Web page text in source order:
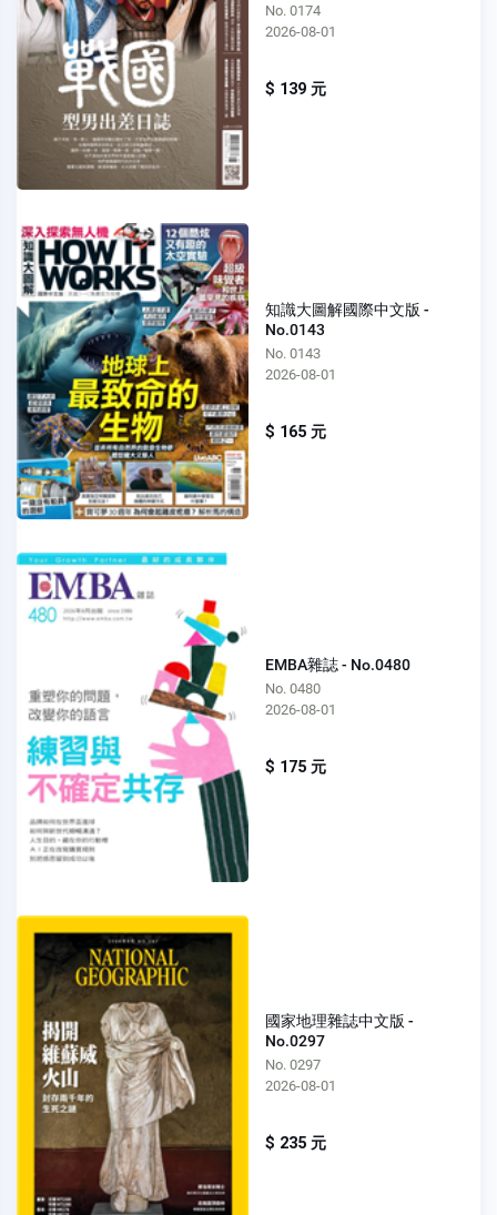
No. 0174
2026-08-01
$ 139 元
知識大圖解國際中文版 -
No.0143
No. 0143
2026-08-01
$ 165 元
EMBA雜誌 - No.0480
No. 0480
2026-08-01
$ 175 元
國家地理雜誌中文版 -
No.0297
No. 0297
2026-08-01
$ 235 元